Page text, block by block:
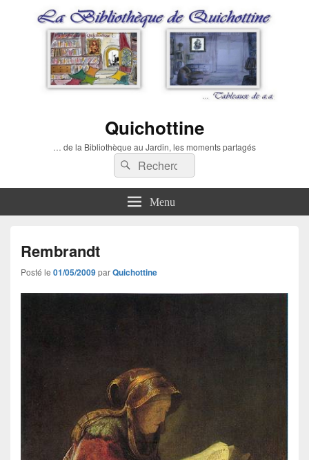
Quichottine
… de la Bibliothèque au Jardin, les moments partagés
Recherche :
Rechercher
Menu
Rembrandt
Posté le 01/05/2009parQuichottine